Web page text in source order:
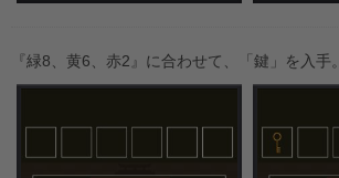
『緑8、黄6、赤2』に合わせて、「鍵」を入手。